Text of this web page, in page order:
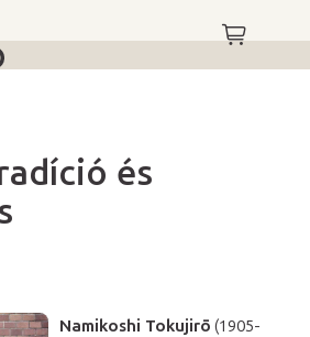
KOSÁR
és
Namikoshi Tokujirō (1905-